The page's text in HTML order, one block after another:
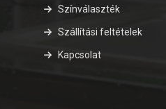
Színválaszték
Szállítási feltételek
Kapcsolat